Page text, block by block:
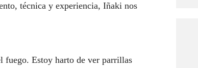
técnica y experiencia, Iñaki nos
fuego. Estoy harto de ver parrillas